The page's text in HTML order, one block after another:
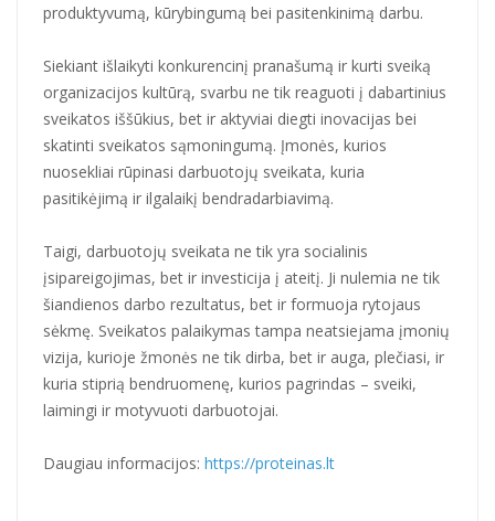
produktyvumą, kūrybingumą bei pasitenkinimą darbu.
Siekiant išlaikyti konkurencinį pranašumą ir kurti sveiką
organizacijos kultūrą, svarbu ne tik reaguoti į dabartinius
sveikatos iššūkius, bet ir aktyviai diegti inovacijas bei
skatinti sveikatos sąmoningumą. Įmonės, kurios
nuosekliai rūpinasi darbuotojų sveikata, kuria
pasitikėjimą ir ilgalaikį bendradarbiavimą.
Taigi, darbuotojų sveikata ne tik yra socialinis
įsipareigojimas, bet ir investicija į ateitį. Ji nulemia ne tik
šiandienos darbo rezultatus, bet ir formuoja rytojaus
sėkmę. Sveikatos palaikymas tampa neatsiejama įmonių
vizija, kurioje žmonės ne tik dirba, bet ir auga, plečiasi, ir
kuria stiprią bendruomenę, kurios pagrindas – sveiki,
laimingi ir motyvuoti darbuotojai.
Daugiau informacijos: https://proteinas.lt